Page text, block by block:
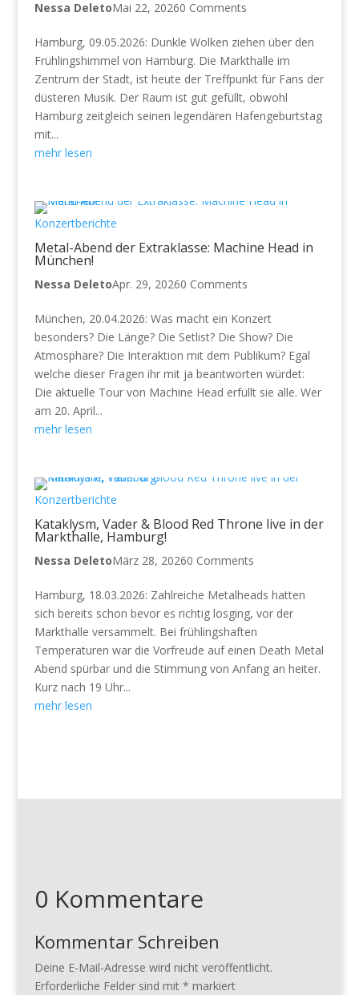
Nessa DeletoMai 22, 20260 Comments
Hamburg, 09.05.2026: Dunkle Wolken ziehen über den
Frühlingshimmel von Hamburg. Die Markthalle im
Zentrum der Stadt, ist heute der Treffpunkt für Fans der
düsteren Musik. Der Raum ist gut gefüllt, obwohl
Hamburg zeitgleich seinen legendären Hafengeburtstag
mit...
mehr lesen
Konzertberichte
Metal-Abend der Extraklasse: Machine Head in
München!
Nessa DeletoApr. 29, 20260 Comments
München, 20.04.2026: Was macht ein Konzert
besonders? Die Länge? Die Setlist? Die Show? Die
Atmosphäre? Die Interaktion mit dem Publikum? Egal
welche dieser Fragen ihr mit ja beantworten würdet:
Die aktuelle Tour von Machine Head erfüllt sie alle. Wer
am 20. April...
mehr lesen
Konzertberichte
Kataklysm, Vader & Blood Red Throne live in der
Markthalle, Hamburg!
Nessa DeletoMärz 28, 20260 Comments
Hamburg, 18.03.2026: Zahlreiche Metalheads hatten
sich bereits schon bevor es richtig losging, vor der
Markthalle versammelt. Bei frühlingshaften
Temperaturen war die Vorfreude auf einen Death Metal
Abend spürbar und die Stimmung von Anfang an heiter.
Kurz nach 19 Uhr...
mehr lesen
0 Kommentare
Kommentar Schreiben
Deine E-Mail-Adresse wird nicht veröffentlicht.
Erforderliche Felder sind mit * markiert